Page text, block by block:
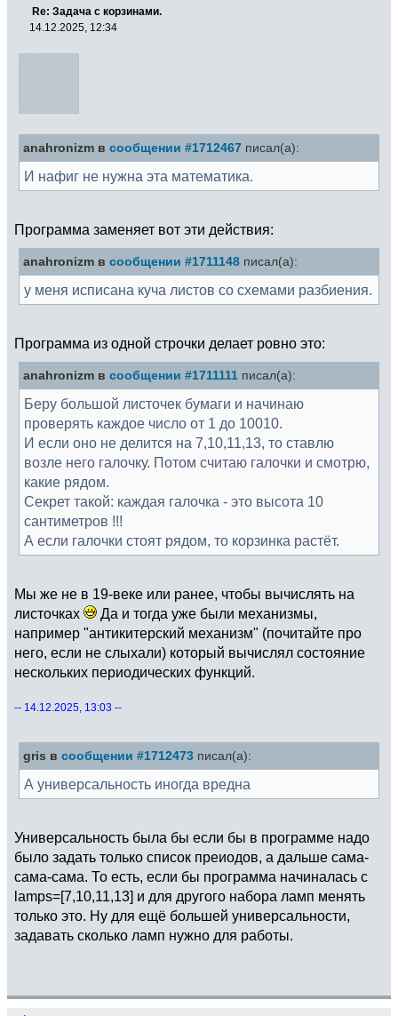
Re: Задача с корзинами.
14.12.2025, 12:34
anahronizm в сообщении #1712467 писал(а):
И нафиг не нужна эта математика.
Программа заменяет вот эти действия:
anahronizm в сообщении #1711148 писал(а):
у меня исписана куча листов со схемами разбиения.
Программа из одной строчки делает ровно это:
anahronizm в сообщении #1711111 писал(а):
Беру большой листочек бумаги и начинаю
проверять каждое число от 1 до 10010.
И если оно не делится на 7,10,11,13, то ставлю
возле него галочку. Потом считаю галочки и смотрю,
какие рядом.
Секрет такой: каждая галочка - это высота 10
сантиметров !!!
А если галочки стоят рядом, то корзинка растёт.
Мы же не в 19-веке или ранее, чтобы вычислять на
листочках
Да и тогда уже были механизмы,
например "антикитерский механизм" (почитайте про
него, если не слыхали) который вычислял состояние
нескольких периодических функций.
-- 14.12.2025, 13:03 --
gris в сообщении #1712473 писал(а):
А универсальность иногда вредна
Универсальность была бы если бы в программе надо
было задать только список преиодов, а дальше сама-
сама-сама. То есть, если бы программа начиналась с
lamps=[7,10,11,13] и для другого набора ламп менять
только это. Ну для ещё большей универсальности,
задавать сколько ламп нужно для работы.